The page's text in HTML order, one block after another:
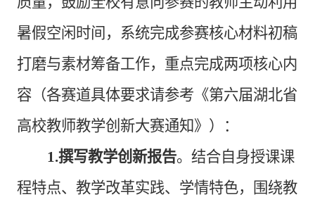
暑假空闲时间，系统完成参赛核心材料初稿
打磨与素材筹备工作，重点完成两项核心内
容（各赛道具体要求请参考《第六届湖北省
高校教师教学创新大赛通知》）：
1.撰写教学创新报告。结合自身授课课
程特点、教学改革实践、学情特色，围绕教